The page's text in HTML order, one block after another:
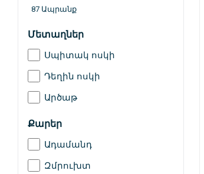
87 Ապրանք
Մետաղներ
Սպիտակ ոսկի
Դեղին ոսկի
Արծաթ
Քարեր
Ադամանդ
Զմրուխտ